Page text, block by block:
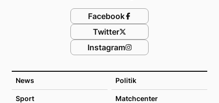
News Politik
Sport Matchcenter
Facebook
Twitter
Instagram